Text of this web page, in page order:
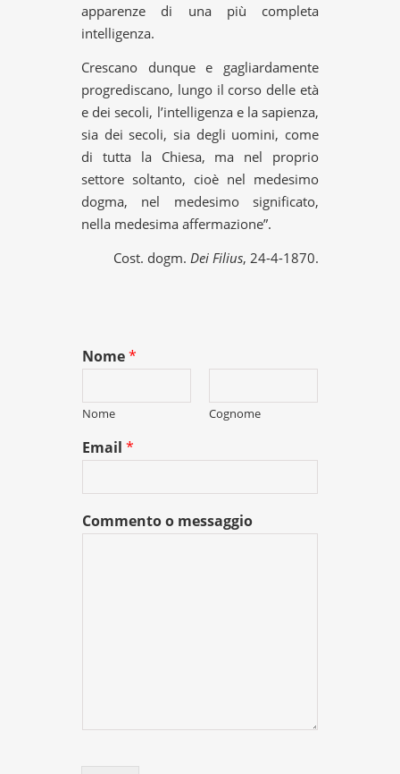
apparenze di una più completa
intelligenza.
Crescano dunque e gagliardamente
progrediscano, lungo il corso delle età
e dei secoli, l’intelligenza e la sapienza,
sia dei secoli, sia degli uomini, come
di tutta la Chiesa, ma nel proprio
settore soltanto, cioè nel medesimo
dogma, nel medesimo significato,
nella medesima affermazione”.
Cost. dogm. Dei Filius, 24-4-1870.
Nome*
Nome Cognome
Email*
Commento o messaggio